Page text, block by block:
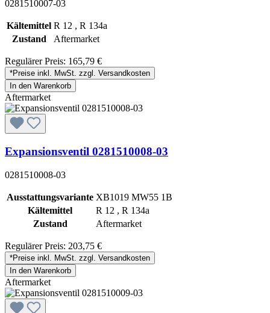
0281510007-03
Kältemittel R 12 , R 134a
Zustand
Aftermarket
Regulärer Preis: 165,79 €
*Preise inkl. MwSt. zzgl. Versandkosten
In den Warenkorb
Aftermarket
Expansionsventil 0281510008-03
0281510008-03
Ausstattungsvariante XB1019 MW55 1B
Kältemittel
R 12 , R 134a
Zustand
Aftermarket
Regulärer Preis: 203,75 €
*Preise inkl. MwSt. zzgl. Versandkosten
In den Warenkorb
Aftermarket